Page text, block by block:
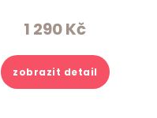
1 290Kč
zobrazit detail